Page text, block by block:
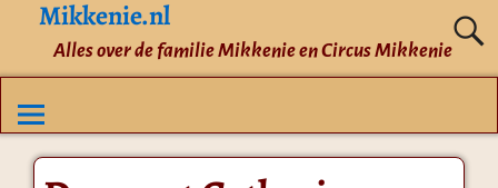
Mikkenie.nl
Alles over de familie Mikkenie en Circus Mikkenie